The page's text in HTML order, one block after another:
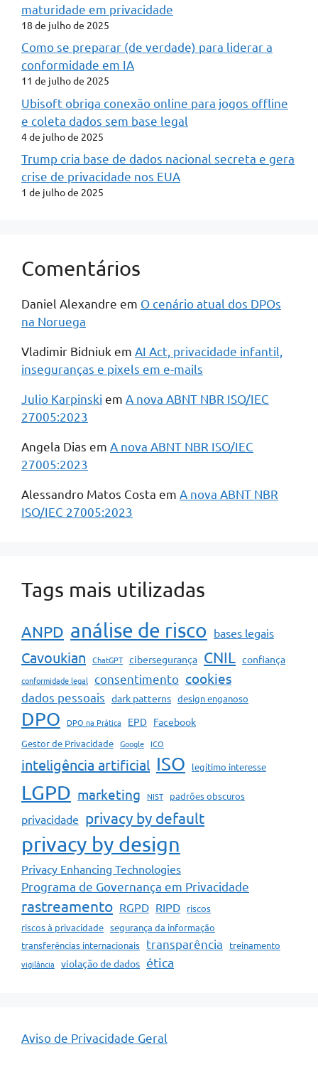
maturidade em privacidade
18 de julho de 2025
Como se preparar (de verdade) para liderar a
conformidade em IA
11 de julho de 2025
Ubisoft obriga conexão online para jogos offline
e coleta dados sem base legal
4 de julho de 2025
Trump cria base de dados nacional secreta e gera
crise de privacidade nos EUA
1 de julho de 2025
Comentários
Daniel Alexandre em O cenário atual dos DPOs
na Noruega
Vladimir Bidniuk em AI Act, privacidade infantil,
inseguranças e pixels em e-mails
Julio Karpinski em A nova ABNT NBR ISO/IEC
27005:2023
Angela Dias em A nova ABNT NBR ISO/IEC
27005:2023
Alessandro Matos Costa em A nova ABNT NBR
ISO/IEC 27005:2023
Tags mais utilizadas
ANPD análise de risco bases legais
Cavoukian ChatGPT cibersegurança CNIL confiança
conformidade legal consentimento cookies
dados pessoais dark patterns design enganoso
DPO DPO na Prática EPD Facebook
Gestor de Privacidade Google ICO
inteligência artificial ISO legítimo interesse
LGPD marketing NIST padrões obscuros
privacidade privacy by default
privacy by design
Privacy Enhancing Technologies
Programa de Governança em Privacidade
rastreamento RGPD RIPD riscos
riscos à privacidade segurança da informação
transferências internacionais transparência treinamento
vigilância violação de dados ética
Aviso de Privacidade Geral